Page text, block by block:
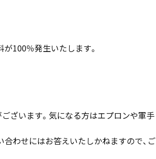
100％発生いたします。
ざいます。気になる方はエプロンや軍手
合わせにはお答えいたしかねますので、ご